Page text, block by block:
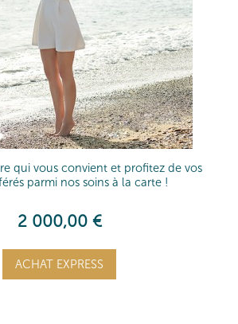
qui vous convient et profitez de vos
parmi nos soins à la carte !
2 000,00 €
ACHAT EXPRESS